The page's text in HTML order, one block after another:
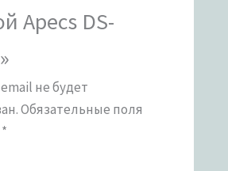
Apecs DS-
не будет
Обязательные поля
*